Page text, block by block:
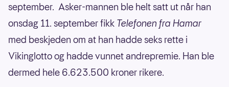
september. Asker-mannen ble helt satt ut når han
onsdag 11. september fikk Telefonen fra Hamar
med beskjeden om at han hadde seks rette i
Vikinglotto og hadde vunnet andrepremie. Han ble
dermed hele 6.623.500 kroner rikere.